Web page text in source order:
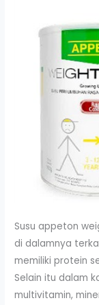
Susu appeton
di dalamnya
memiliki protein
Selain itu dalam
multivitamin,